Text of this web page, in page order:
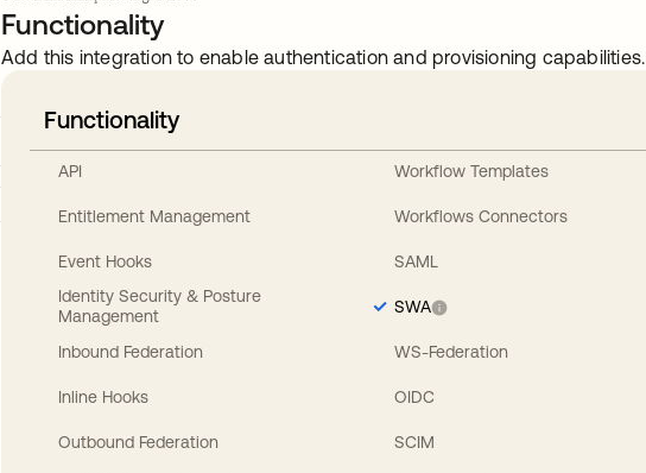
Functionality
Add this integration to enable authentication and provisioning capabilities.
Functionality
API
Entitlement Management
Event Hooks
Identity Security & Posture
Management
Inbound Federation
Inline Hooks
Outbound Federation
Workflow Templates
Workflows Connectors
SAML
SWA
WS-Federation
OIDC
SCIM